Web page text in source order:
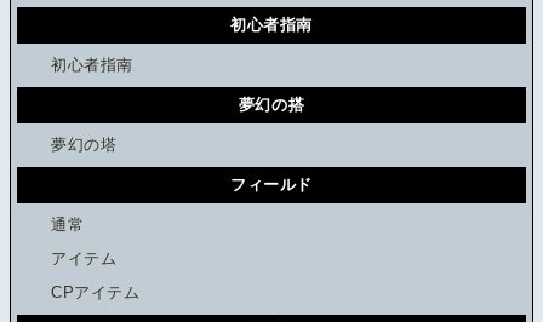
初心者指南
初心者指南
夢幻の搭
夢幻の塔
フィールド
通常
アイテム
CPアイテム